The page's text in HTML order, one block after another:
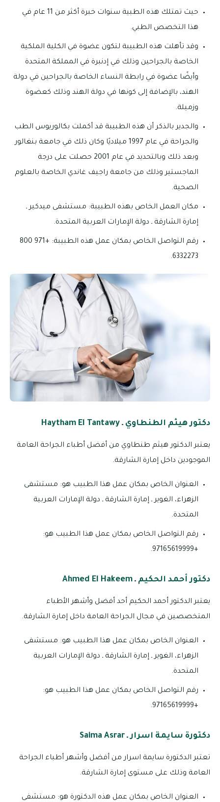
حيث تمتلك هذه الطبية سنوات خبرة أكثر من 11 عام في
هذا التخصص الطبي.
وقد تأهلت هذه الطبيبة لتكون عضوة في الكلية الملكية
الخاصة بالجراحين وذلك في إدنبرة في المملكة المتحدة
وأيضًا عضوة في رابطة النساء الخاصة بالجراحين في دولة
الهند، بالإضافة إلى كونها في دولة الهند وذلك كعضوة
وزميلة.
والجدير بالذكر أن هذه الطبيبة قد أكملت بكالوريوس الطب
والجراحة في عام 1997 ميلاديًا وكان ذلك في جامعة بنغالور
وبعد ذلك وبالتحديد في عام 2001 حصلت على درجة
الماجستير وذلك من جامعة راجيف غاندي الخاصة بالعلوم
الصحية.
مكان العمل الخاص بهذه الطبيبة: مستشفى ميدكير ـ
إمارة الشارقة ـ دولة الإمارات العربية المتحدة.
رقم التواصل الخاص بمكان عمل هذه الطبيبة: +971 800
6332273.
دكتور هيثم الطنطاوي ـ Haytham El Tantawy
يعتبر الدكتور هيثم طنطاوي من أفضل أطباء الجراحة العامة
الموجودين داخل إمارة الشارقة.
العنوان الخاص بمكان عمل هذا الطبيب هو: مستشفى
الزهراء، الغوير ـ إمارة الشارقة ـ دولة الإمارات العربية
المتحدة.
رقم التواصل الخاص بمكان عمل هذا الطبيب هو:
+97165619999.
دكتور أحمد الحكيم ـ Ahmed El Hakeem
يعتبر الدكتور أحمد الحكيم أحد أفضل وأشهر الأطباء
المتخصصين في مجال الجراحة العامة داخل إمارة الشارقة.
العنوان الخاص بمكان عمل هذا الطبيب هو: مستشفى
الزهراء، الغوير ـ إمارة الشارقة ـ دولة الإمارات العربية
المتحدة.
رقم التواصل الخاص بمكان عمل هذا الطبيب هو:
+97165619999.
دكتورة سايمة اسرار ـ Saima Asrar
تعتبر الدكتورة سايمة اسرار من أفضل وأشهر أطباء الجراحة
العامة وذلك على مستوى إمارة الشارقة.
العنوان الخاص بمكان عمل هذه الدكتورة هو: مستشفى